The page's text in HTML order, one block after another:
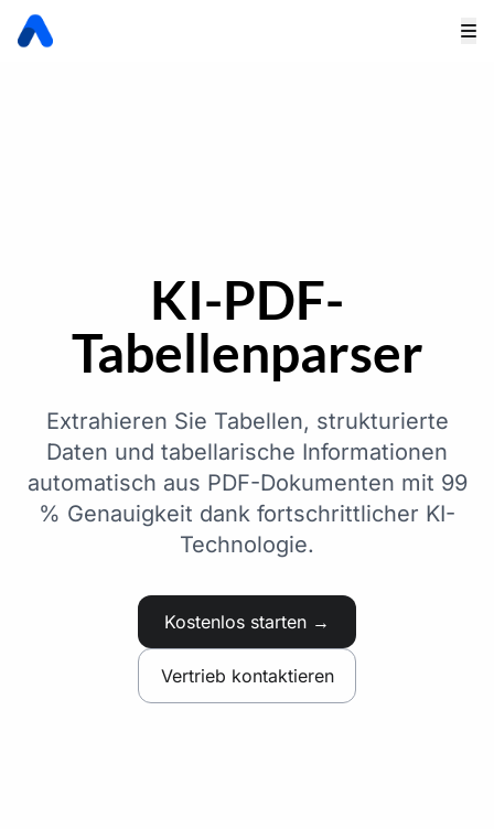
KI-PDF-
Tabellenparser
Extrahieren Sie Tabellen, strukturierte
Daten und tabellarische Informationen
automatisch aus PDF-Dokumenten mit 99
% Genauigkeit dank fortschrittlicher KI-
Technologie.
Kostenlos starten →
Vertrieb kontaktieren